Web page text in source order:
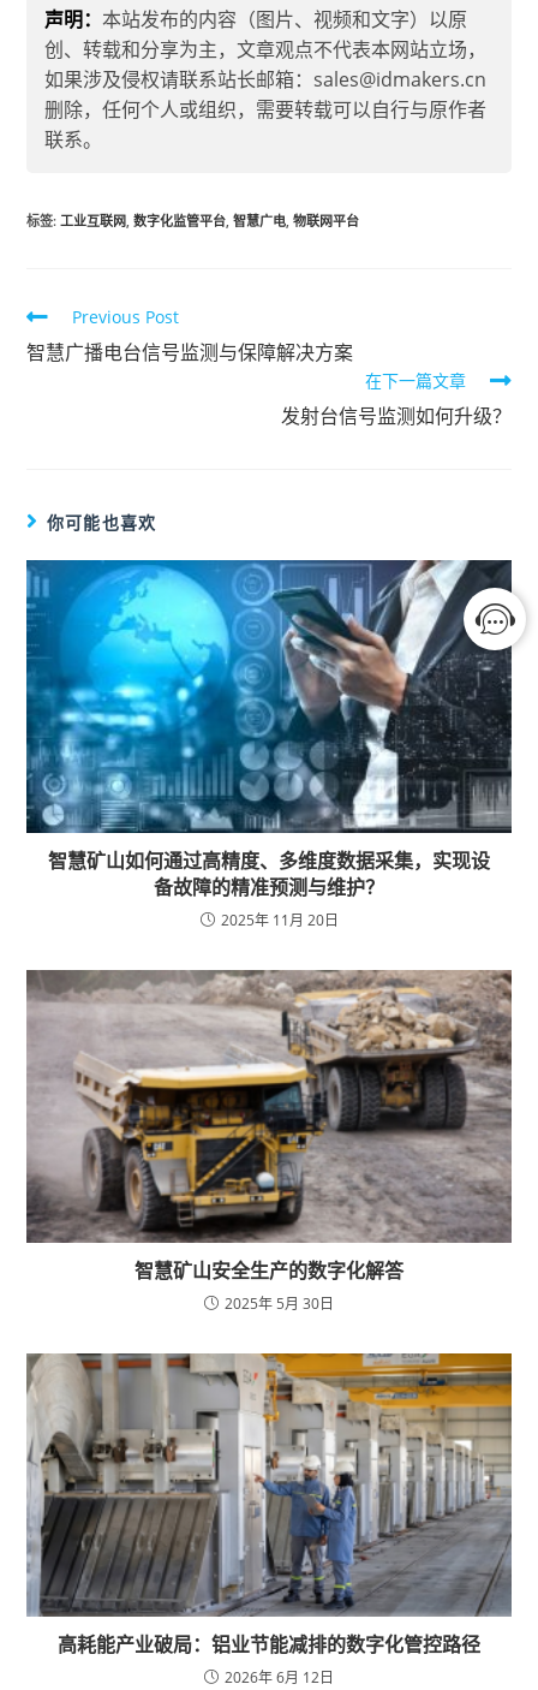
声明：本站发布的内容（图片、视频和文字）以原
创、转载和分享为主，文章观点不代表本网站立场，
如果涉及侵权请联系站长邮箱：sales@idmakers.cn
删除，任何个人或组织，需要转载可以自行与原作者
联系。
标签:工业互联网, 数字化监管平台, 智慧广电, 物联网平台
Previous Post
智慧广播电台信号监测与保障解决方案
在下一篇文章
发射台信号监测如何升级？
你可能也喜欢
智慧矿山如何通过高精度、多维度数据采集，实现设
备故障的精准预测与维护？
2025年 11月 20日
智慧矿山安全生产的数字化解答
2025年 5月 30日
高耗能产业破局：铝业节能减排的数字化管控路径
2026年 6月 12日